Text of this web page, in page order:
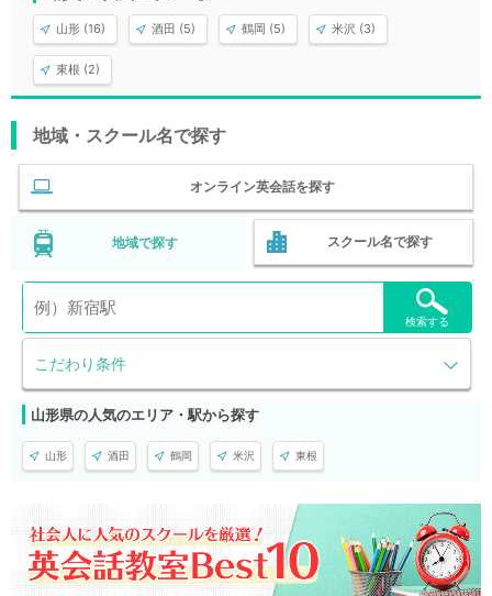
山形 (16) 酒田 (5) 鶴岡 (5) 米沢 (3)
東根 (2)
地域・スクール名で探す
オンライン英会話を探す
地域で探す スクール名で探す
こだわり条件
検索する
山形県の人気のエリア・駅から探す
山形 酒田 鶴岡 米沢 東根